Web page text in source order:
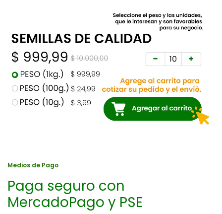
Medios de Pago
Paga seguro con
MercadoPago y PSE